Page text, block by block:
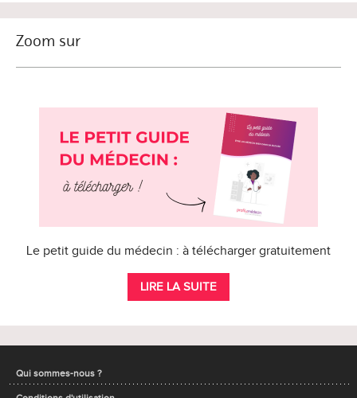
Zoom sur
Le petit guide du médecin : à télécharger gratuitement
LIRE LA SUITE
Qui sommes-nous ?